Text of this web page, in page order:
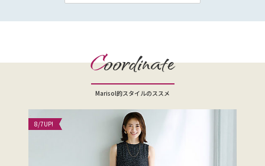
Coordinate
Marisol的スタイルのススメ
8/7UP!